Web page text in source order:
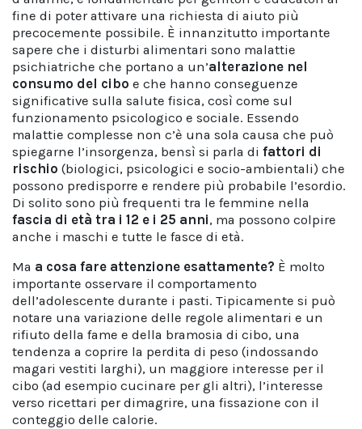
fine di poter attivare una richiesta di aiuto più
precocemente possibile. È innanzitutto importante
sapere che i disturbi alimentari sono malattie
psichiatriche che portano a un’alterazione nel
consumo del cibo e che hanno conseguenze
significative sulla salute fisica, così come sul
funzionamento psicologico e sociale. Essendo
malattie complesse non c’è una sola causa che può
spiegarne l’insorgenza, bensì si parla di fattori di
rischio (biologici, psicologici e socio-ambientali) che
possono predisporre e rendere più probabile l’esordio.
Di solito sono più frequenti tra le femmine nella
fascia di età tra i 12 e i 25 anni, ma possono colpire
anche i maschi e tutte le fasce di età.
Ma a cosa fare attenzione esattamente? È molto
importante osservare il comportamento
dell’adolescente durante i pasti. Tipicamente si può
notare una variazione delle regole alimentari e un
rifiuto della fame e della bramosia di cibo, una
tendenza a coprire la perdita di peso (indossando
magari vestiti larghi), un maggiore interesse per il
cibo (ad esempio cucinare per gli altri), l’interesse
verso ricettari per dimagrire, una fissazione con il
conteggio delle calorie.